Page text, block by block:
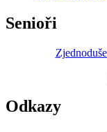
Senioři
Odkazy